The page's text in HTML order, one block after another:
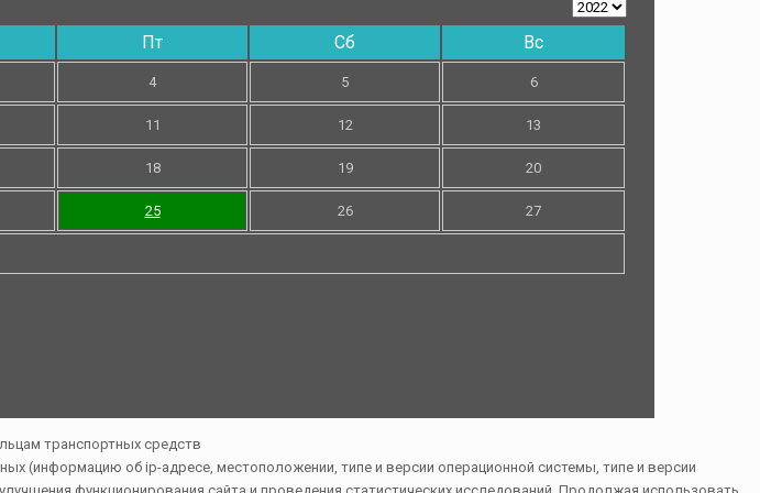
Пт Сб Вс
4 5 6
11 12 13
18 19 20
25 26 27
(информацию об ip-адресе, местоположении, типе и версии операционной системы, типе и версии